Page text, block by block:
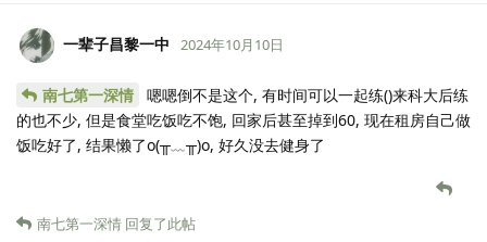
一辈子昌黎一中 2024年10月10日
南七第一深情
嗯嗯倒不是这个, 有时间可以一起练()来科大后练
的也不少, 但是食堂吃饭吃不饱, 回家后甚至掉到60, 现在租房自己做
饭吃好了, 结果懒了o(╥﹏╥)o, 好久没去健身了
南七第一深情 回复了此帖